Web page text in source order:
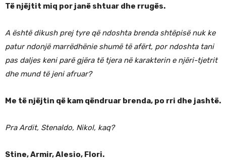
Të njëjtit miq por janë shtuar dhe rrugës.
A është dikush prej tyre që ndoshta brenda shtëpisë nuk ke
patur ndonjë marrëdhënie shumë të afërt, por ndoshta tani
pas daljes keni parë gjëra të tjera në karakterin e njëri-tjetrit
dhe mund të jeni afruar?
Me të njëjtin që kam qëndruar brenda, po rri dhe jashtë.
Pra Ardit, Stenaldo, Nikol, kaq?
Stine, Armir, Alesio, Flori.